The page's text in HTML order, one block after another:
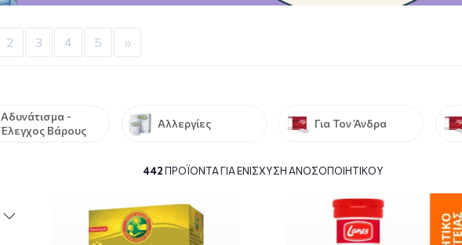
2 3 4 5 »
Αδυνάτισμα -
Έλεγχος Βάρους
Αλλεργίες Για Τον Άνδρα
442ΠΡΟΪΌΝΤΑ ΓΙΑ ΕΝΊΣΧΥΣΗ ΑΝΟΣΟΠΟΙΗΤΙΚΟΎ